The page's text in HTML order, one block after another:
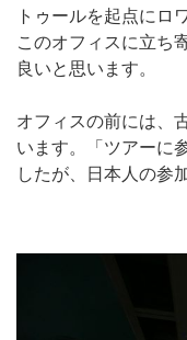
トゥールを起点にロ
このオフィスに立ち
良いと思います。
オフィスの前には、
います。「ツアーに
したが、日本人の参